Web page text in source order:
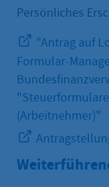
Persönliches
"Antrag auf
Formular-
(Arbeitnehmer)"